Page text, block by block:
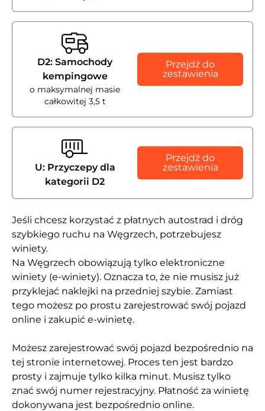
Jeśli chcesz korzystać z płatnych autostrad i dróg
szybkiego ruchu na Węgrzech, potrzebujesz
winiety.
Na Węgrzech obowiązują tylko elektroniczne
winiety (e-winiety). Oznacza to, że nie musisz już
przyklejać naklejki na przedniej szybie. Zamiast
tego możesz po prostu zarejestrować swój pojazd
online i zakupić e-winietę.
Możesz zarejestrować swój pojazd bezpośrednio na
tej stronie internetowej. Proces ten jest bardzo
prosty i zajmuje tylko kilka minut. Musisz tylko
znać swój numer rejestracyjny. Płatność za winietę
dokonywana jest bezpośrednio online.
D2: Samochody
kempingowe
o maksymalnej masie
całkowitej 3,5 t
Przejdź do
zestawienia
U: Przyczepy dla
kategorii D2
Przejdź do
zestawienia